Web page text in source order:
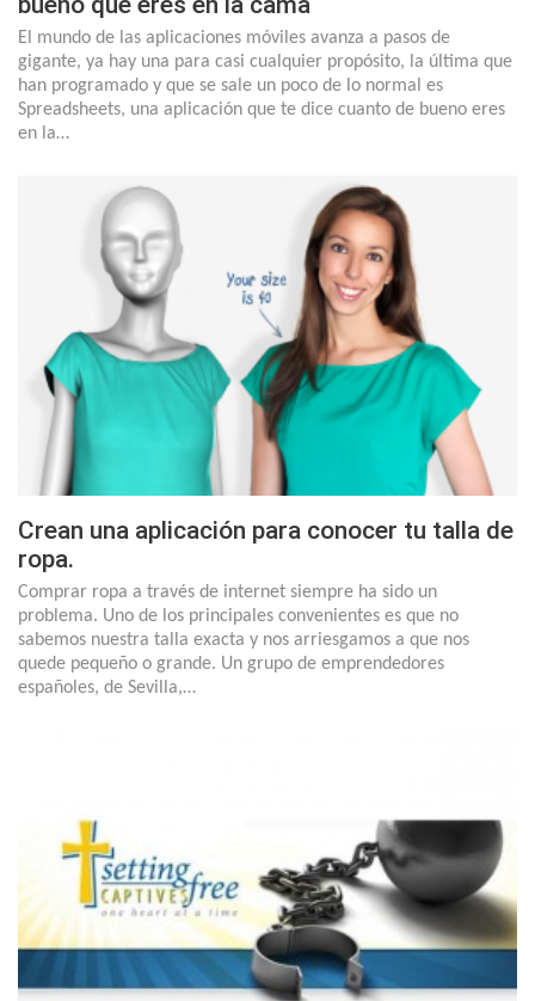
El mundo de las aplicaciones móviles avanza a pasos de
gigante, ya hay una para casi cualquier propósito, la última que
han programado y que se sale un poco de lo normal es
Spreadsheets, una aplicación que te dice cuanto de bueno eres
en la…
Crean una aplicación para conocer tu talla de
ropa.
Comprar ropa a través de internet siempre ha sido un
problema. Uno de los principales convenientes es que no
sabemos nuestra talla exacta y nos arriesgamos a que nos
quede pequeño o grande. Un grupo de emprendedores
españoles, de Sevilla,…